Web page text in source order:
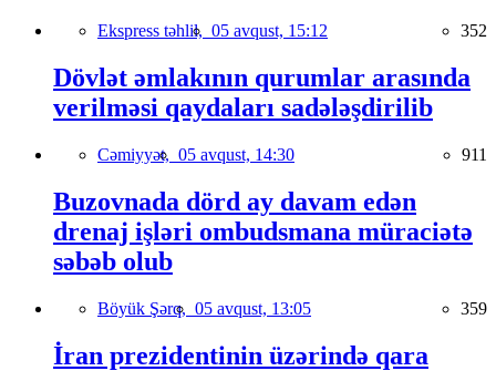
Ekspress təhlil, 05 avqust, 15:12 352
Dövlət əmlakının qurumlar arasında
verilməsi qaydaları sadələşdirilib
Cəmiyyət, 05 avqust, 14:30 911
Buzovnada dörd ay davam edən
drenaj işləri ombudsmana müraciətə
səbəb olub
Böyük Şərq, 05 avqust, 13:05 359
İran prezidentinin üzərində qara